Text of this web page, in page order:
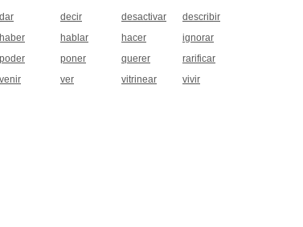
dar decir desactivar
describir
haber hablar hacer
ignorar
poder poner querer
rarificar
venir ver vitrinear
vivir